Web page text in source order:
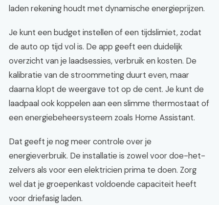
laden rekening houdt met dynamische energieprijzen.
Je kunt een budget instellen of een tijdslimiet, zodat
de auto op tijd vol is. De app geeft een duidelijk
overzicht van je laadsessies, verbruik en kosten. De
kalibratie van de stroommeting duurt even, maar
daarna klopt de weergave tot op de cent. Je kunt de
laadpaal ook koppelen aan een slimme thermostaat of
een energiebeheersysteem zoals Home Assistant.
Dat geeft je nog meer controle over je
energieverbruik. De installatie is zowel voor doe-het-
zelvers als voor een elektricien prima te doen. Zorg
wel dat je groepenkast voldoende capaciteit heeft
voor driefasig laden.